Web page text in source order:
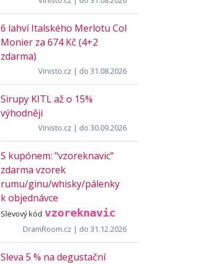
6 lahví Italského Merlotu Col
Monier za 674 Kč (4+2
zdarma)
Vinisto.cz | do 31.08.2026
Sirupy KITL až o 15%
výhodněji
Vinisto.cz | do 30.09.2026
S kupónem: "vzoreknavic"
zdarma vzorek
rumu/ginu/whisky/pálenky
k objednávce
Slevový kód vzoreknavic
DramRoom.cz | do 31.12.2026
Sleva 5 % na degustační